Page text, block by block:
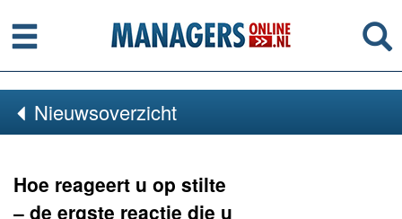
Menu
Nieuwsoverzicht
Hoe reageert u op stilte
– de ergste reactie die u